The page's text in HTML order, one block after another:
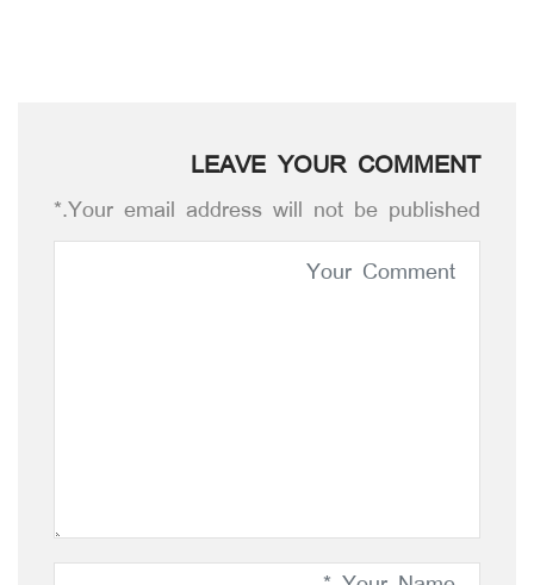
LEAVE YOUR COMMENT
Your email address will not be published.*